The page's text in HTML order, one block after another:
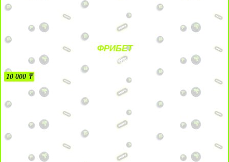
ФРИБЕТ
БЕЗ УСЛОВИЙ
10 000 ₸